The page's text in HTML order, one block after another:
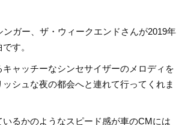
ンガー、ザ・ウィークエンドさんが2019年
す。
ャッチーなシンセサイザーのメロディを
シュな夜の都会へと連れて行ってくれま
いるかのようなスピード感が車のCMには